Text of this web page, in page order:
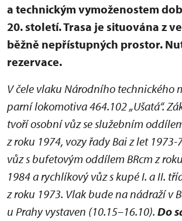
a technickým vymoženostem
20. století. Trasa je situována z
běžně nepřístupných prostor.
rezervace.
V čele vlaku Národního technického
parní lokomotiva 464.102 „Ušatá“.
tvoří osobní vůz se služebním
z roku 1974, vozy řady Bai z let
vůz s bufetovým oddílem BRcm z roku
1984 a rychlíkový vůz s kupé I. a II.
z roku 1973. Vlak bude na nádraží v
u Prahy vystaven (10.15–16.10). Do